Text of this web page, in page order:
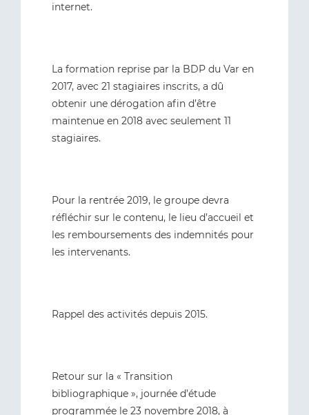
internet.
La formation reprise par la BDP du Var en
2017, avec 21 stagiaires inscrits, a dû
obtenir une dérogation afin d’être
maintenue en 2018 avec seulement 11
stagiaires.
Pour la rentrée 2019, le groupe devra
réfléchir sur le contenu, le lieu d’accueil et
les remboursements des indemnités pour
les intervenants.
Rappel des activités depuis 2015.
Retour sur la « Transition
bibliographique », journée d’étude
programmée le 23 novembre 2018, à